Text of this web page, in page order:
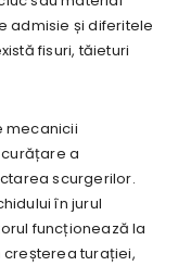
admisie și diferitele
fisuri, tăieturi
mecanicii
a
scurgerilor.
în jurul
funcționează la
turației,